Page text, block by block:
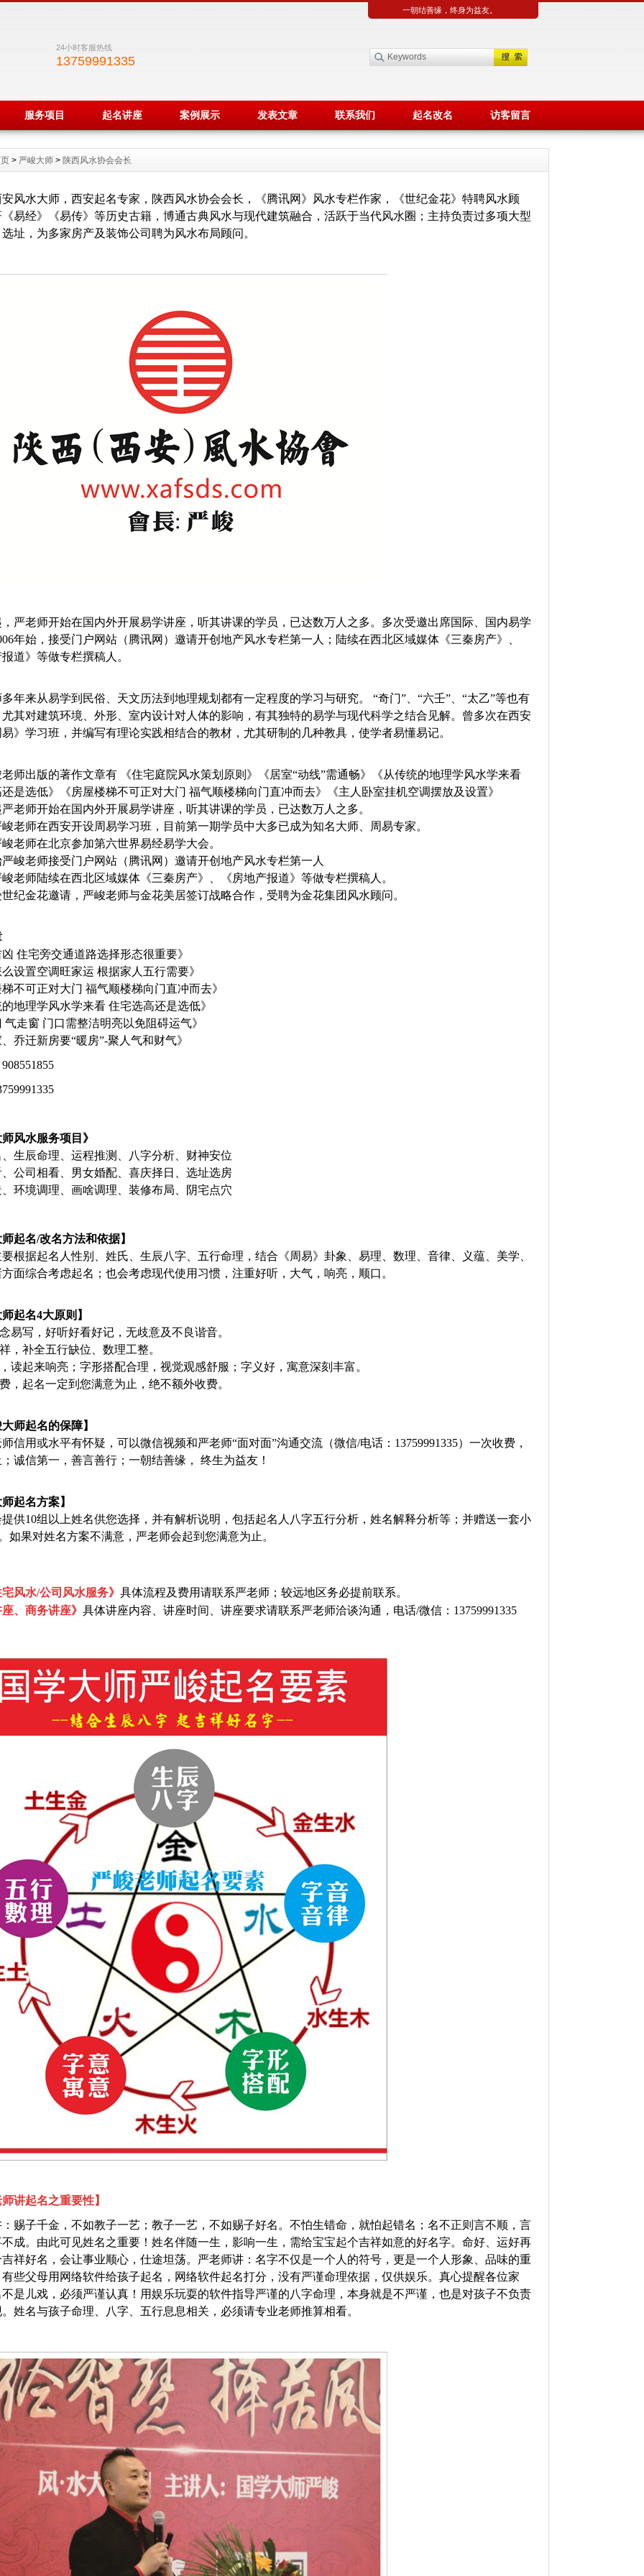
一朝结善缘，终身为益友。
24小时客服热线
13759991335
服务项目 起名讲座 案例展示 发表文章 联系我们 起名改名 访客留言
> 严峻大师 > 陕西风水协会会长
风水大师，西安起名专家，陕西风水协会会长，《腾讯网》风水专栏作家，《世纪金花》特聘风水顾
易经》《易传》等历史古籍，博通古典风水与现代建筑融合，活跃于当代风水圈；主持负责过多项大型
址，为多家房产及装饰公司聘为风水布局顾问。
，严老师开始在国内外开展易学讲座，听其讲课的学员，已达数万人之多。多次受邀出席国际、国内易学
年始，接受门户网站（腾讯网）邀请开创地产风水专栏第一人；陆续在西北区域媒体《三秦房产》、
道》等做专栏撰稿人。
年来从易学到民俗、天文历法到地理规划都有一定程度的学习与研究。 “奇门”、“六壬”、“太乙”等也有
其对建筑环境、外形、室内设计对人体的影响，有其独特的易学与现代科学之结合见解。曾多次在西安
》学习班，并编写有理论实践相结合的教材，尤其研制的几种教具，使学者易懂易记。
师出版的著作文章有 《住宅庭院风水策划原则》《居室“动线”需通畅》《从传统的地理学风水学来看
是选低》《房屋楼梯不可正对大门 福气顺楼梯向门直冲而去》《主人卧室挂机空调摆放及设置》
严老师开始在国内外开展易学讲座，听其讲课的学员，已达数万人之多。
峻老师在西安开设周易学习班，目前第一期学员中大多已成为知名大师、周易专家。
峻老师在北京参加第六世界易经易学大会。
严峻老师接受门户网站（腾讯网）邀请开创地产风水专栏第一人
峻老师陆续在西北区域媒体《三秦房产》、《房地产报道》等做专栏撰稿人。
世纪金花邀请，严峻老师与金花美居签订战略合作，受聘为金花集团风水顾问。
住宅旁交通道路选择形态很重要》
设置空调旺家运 根据家人五行需要》
不可正对大门 福气顺楼梯向门直冲而去》
地理学风水学来看 住宅选高还是选低》
气走窗 门口需整洁明亮以免阻碍运气》
乔迁新房要“暖房”-聚人气和财气》
风水服务项目》
生辰命理、运程推测、八字分析、财神安位
公司相看、男女婚配、喜庆择日、选址选房
环境调理、画啥调理、装修布局、阴宅点穴
起名/改名方法和依据】
根据起名人性别、姓氏、生辰八字、五行命理，结合《周易》卦象、易理、数理、音律、义蕴、美学、
面综合考虑起名；也会考虑现代使用习惯，注重好听，大气，响亮，顺口。
起名4大原则】
易写，好听好看好记，无歧意及不良谐音。
，补全五行缺位、数理工整。
读起来响亮；字形搭配合理，视觉观感舒服；字义好，寓意深刻丰富。
，起名一定到您满意为止，绝不额外收费。
师起名的保障】
信用或水平有怀疑，可以微信视频和严老师“面对面”沟通交流（微信/电话：13759991335）一次收费，
诚信第一，善言善行；一朝结善缘， 终生为益友！
起名方案】
供10组以上姓名供您选择，并有解析说明，包括起名人八字五行分析，姓名解释分析等；并赠送一套小
如果对姓名方案不满意，严老师会起到您满意为止。
风水/公司风水服务》 具体流程及费用请联系严老师；较远地区务必提前联系。
、商务讲座》 具体讲座内容、讲座时间、讲座要求请联系严老师洽谈沟通，电话/微信：13759991335
讲起名之重要性】
赐子千金，不如教子一艺；教子一艺，不如赐子好名。不怕生错命，就怕起错名；名不正则言不顺，言
成。由此可见姓名之重要！姓名伴随一生，影响一生，需给宝宝起个吉祥如意的好名字。命好、运好再
祥好名，会让事业顺心，仕途坦荡。严老师讲：名字不仅是一个人的符号，更是一个人形象、品味的重
有些父母用网络软件给孩子起名，网络软件起名打分，没有严谨命理依据，仅供娱乐。 真心提醒各位家
是儿戏，必须严谨认真！用娱乐玩耍的软件指导严谨的八字命理，本身就是不严谨，也是对孩子不负责
姓名与孩子命理、八字、五行息息相关，必须请专业老师推算相看。